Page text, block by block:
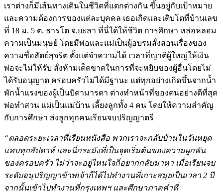
เราต่างก็มีเส้นทางเดินในชีวิตที่แตกต่างกัน ขึ้นอยู่กับเป้าหมาย
และความต้องการของแต่ละบุคคล เธอเกิดและเติบโตที่บ้านเลข
ที่ 18 ม. 5 ต. ธารโต จ.ยะลา ที่นี่ได้ให้ชีวิต การศึกษา หล่อหลอม
ความเป็นมนุษย์ โดยมีพ่อและแม่เป็นผู้อบรมสั่งสอนเรื่องของ
ความซื่อสัตย์สุจริต ตั้งแต่จำความได้ เวลาที่ญาติผู้ใหญ่ให้เงิน
พ่อจะไม่ให้รับ สั่งห้ามเด็ดขาดในการที่จะหยิบของผู้อื่นโดยไม่
ได้รับอนุญาต ครอบครัวไม่ได้มีฐานะ แต่ทุกอย่างเกิดขึ้นจากน้ำ
พักน้ำแรงของผู้เป็นบิดามารดา ต่างทำหน้าที่ของตนอย่างดีที่สุด
พ่อทำสวน แม่เป็นแม่บ้าน เลี้ยงลูกทั้ง 4 คน โดยให้ความสำคัญ
กับการศึกษา ส่งลูกทุกคนเรียนจบปริญญาตรี
“ตลอดระยะเวลาที่เรียนหนังสือ พวกเราจะกลับบ้านในวันหยุด
แทบทุกสัปดาห์ และนี่กระมังที่เป็นจุดเริ่มต้นของความผูกพัน
ของครอบครัว ไม่ว่าจะอยู่ไหนใจก็อยากกลับมาหา เมื่อเรียนจบ
ระดับอนุปริญญาข้าพเจ้าก็ได้ไปทำงานที่เกาะสมุยเป็นเวลา 2 ปี
จากนั้นเข้าไปทำงานที่กรุงเทพฯ และศึกษาภาคค่ำที่